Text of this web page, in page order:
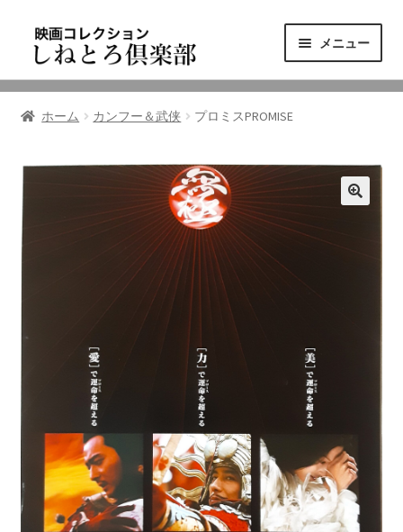
ゲ
シ
ン
へ
ス
キ
ッ
テ
ツ
ス
キ
ッ
プ
メニュー
ニュース
東三河の映画館
しねとろ倶楽部について
ホーム カンフー＆武侠 プロミスPROMISE